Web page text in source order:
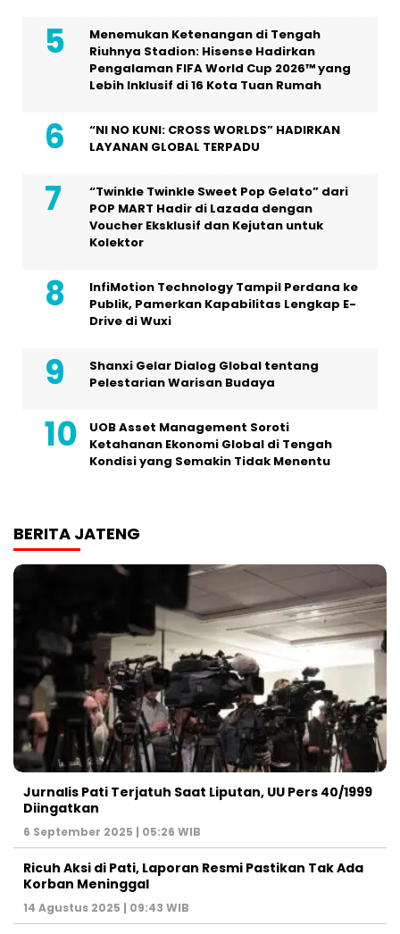
Menemukan Ketenangan di Tengah
Riuhnya Stadion: Hisense Hadirkan
Pengalaman FIFA World Cup 2026™ yang
Lebih Inklusif di 16 Kota Tuan Rumah
“NI NO KUNI: CROSS WORLDS” HADIRKAN
LAYANAN GLOBAL TERPADU
“Twinkle Twinkle Sweet Pop Gelato” dari
POP MART Hadir di Lazada dengan
Voucher Eksklusif dan Kejutan untuk
Kolektor
InfiMotion Technology Tampil Perdana ke
Publik, Pamerkan Kapabilitas Lengkap E-
Drive di Wuxi
Shanxi Gelar Dialog Global tentang
Pelestarian Warisan Budaya
UOB Asset Management Soroti
Ketahanan Ekonomi Global di Tengah
Kondisi yang Semakin Tidak Menentu
BERITA JATENG
Jurnalis Pati Terjatuh Saat Liputan, UU Pers 40/1999
Diingatkan
6 September 2025 | 05:26 WIB
Ricuh Aksi di Pati, Laporan Resmi Pastikan Tak Ada
Korban Meninggal
14 Agustus 2025 | 09:43 WIB